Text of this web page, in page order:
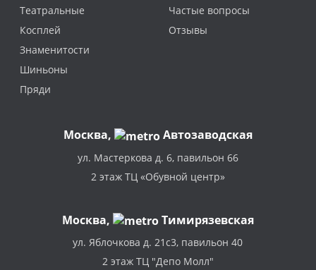
Театральные
Косплей
Знаменитости
Шиньоны
Пряди
Частые вопросы
Отзывы
Москва, Автозаводская
ул. Мастеркова д. 6, павильон 66
2 этаж ТЦ «Обувной центр»
Москва, Тимирязевская
ул. Яблочкова д. 21с3, павильон 40
2 этаж ТЦ "Депо Молл"